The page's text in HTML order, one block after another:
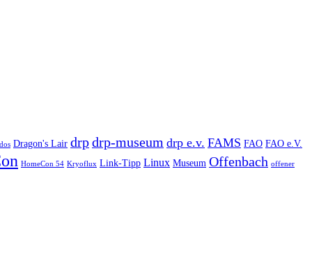
dos Dragon's Lair drpdrp-museum drp e.v. FAMS FAO FAO e.V.
HomeCon 54 Kryoflux Link-Tipp Linux Museum Offenbach offener